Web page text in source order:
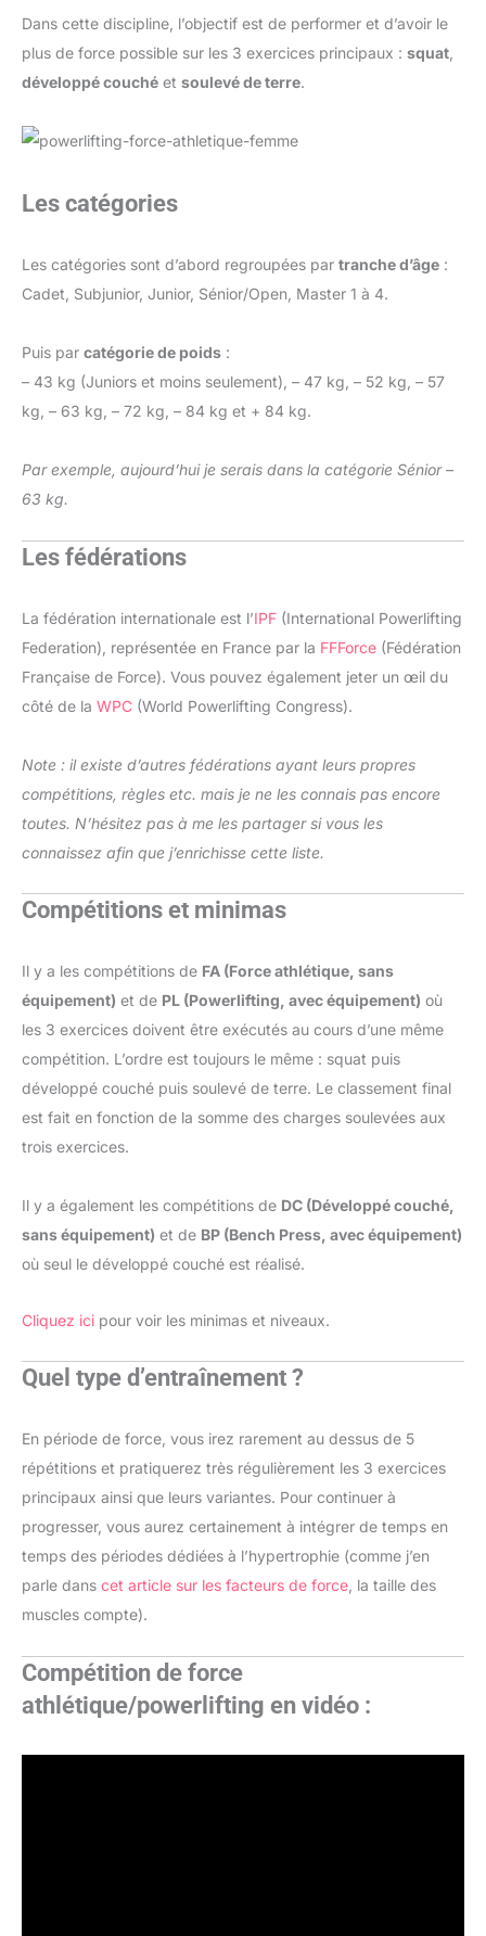
Dans cette discipline, l’objectif est de performer et d’avoir le
plus de force possible sur les 3 exercices principaux : squat
développé couché et soulevé de terre.
Les catégories
Les catégories sont d’abord regroupées par tranche d’âge :
Cadet, Subjunior, Junior, Sénior/Open, Master 1 à 4.
Puis par catégorie de poids :
– 43 kg (Juniors et moins seulement), – 47 kg, – 52 kg, – 57
kg, – 63 kg, – 72 kg, – 84 kg et + 84 kg.
Par exemple, aujourd’hui je serais dans la catégorie Sénior –
63 kg.
Les fédérations
La fédération internationale est l’IPF (International Powerlifting
Federation), représentée en France par la FFForce (Fédération
Française de Force). Vous pouvez également jeter un œil du
côté de la WPC (World Powerlifting Congress).
Note : il existe d’autres fédérations ayant leurs propres
compétitions, règles etc. mais je ne les connais pas encore
toutes. N’hésitez pas à me les partager si vous les
connaissez afin que j’enrichisse cette liste.
Compétitions et minimas
Il y a les compétitions de FA (Force athlétique, sans
équipement) et de PL (Powerlifting, avec équipement) où
les 3 exercices doivent être exécutés au cours d’une même
compétition. L’ordre est toujours le même : squat puis
développé couché puis soulevé de terre. Le classement final
est fait en fonction de la somme des charges soulevées aux
trois exercices.
Il y a également les compétitions de DC (Développé couché,
sans équipement) et de BP (Bench Press, avec équipement)
où seul le développé couché est réalisé.
Cliquez ici pour voir les minimas et niveaux.
Quel type d’entraînement ?
En période de force, vous irez rarement au dessus de 5
répétitions et pratiquerez très régulièrement les 3 exercices
principaux ainsi que leurs variantes. Pour continuer à
progresser, vous aurez certainement à intégrer de temps en
temps des périodes dédiées à l’hypertrophie (comme j’en
parle dans cet article sur les facteurs de force , la taille des
muscles compte).
Compétition de force
athlétique/powerlifting en vidéo :